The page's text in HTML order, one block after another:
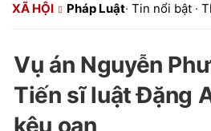
XÃ HỘI Pháp Luật· Tin nổi bật ·
Vụ án Nguyễn
Tiến sĩ luật Đặng
kêu oan